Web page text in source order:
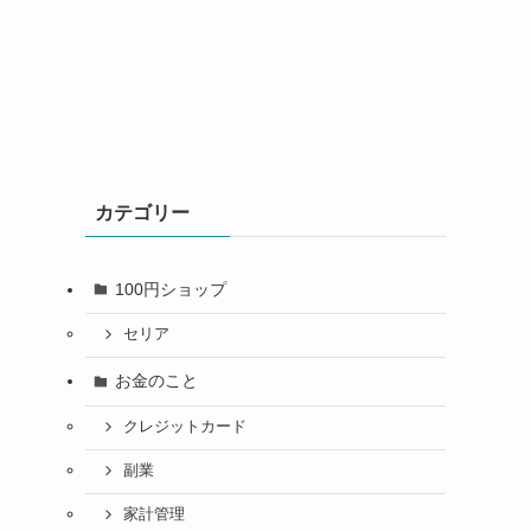
カテゴリー
100円ショップ
セリア
お金のこと
クレジットカード
副業
家計管理